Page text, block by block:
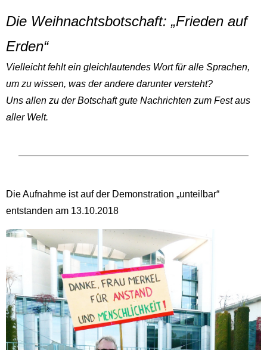
Die Weihnachtsbotschaft: „Frieden auf
Erden“
Vielleicht fehlt ein gleichlautendes Wort für alle Sprachen,
um zu wissen, was der andere darunter versteht?
Uns allen zu der Botschaft gute Nachrichten zum Fest aus
aller Welt.
Die Aufnahme ist auf der Demonstration „unteilbar“
entstanden am 13.10.2018